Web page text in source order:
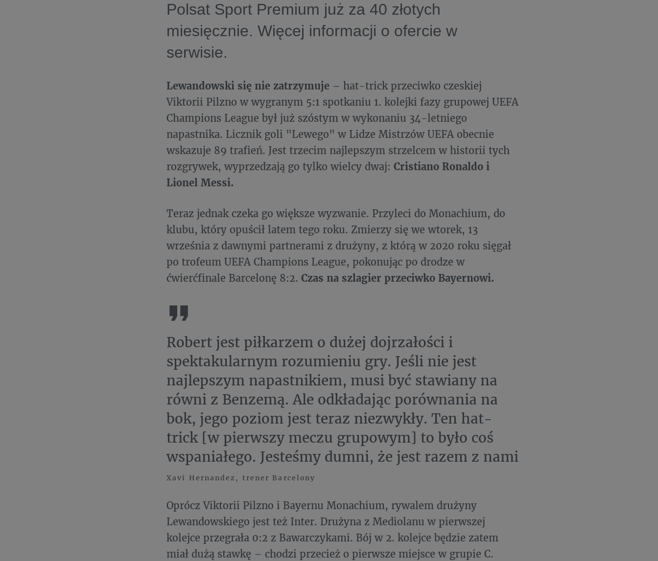
Polsat Sport Premium już za 40 złotych
miesięcznie. Więcej informacji o ofercie w
serwisie.
Lewandowski się nie zatrzymuje – hat-trick przeciwko czeskiej
Viktorii Pilzno w wygranym 5:1 spotkaniu 1. kolejki fazy grupowej UEFA
Champions League był już szóstym w wykonaniu 34-letniego
napastnika. Licznik goli "Lewego" w Lidze Mistrzów UEFA obecnie
wskazuje 89 trafień. Jest trzecim najlepszym strzelcem w historii tych
rozgrywek, wyprzedzają go tylko wielcy dwaj: Cristiano Ronaldo i
Lionel Messi.
Teraz jednak czeka go większe wyzwanie. Przyleci do Monachium, do
klubu, który opuścił latem tego roku. Zmierzy się we wtorek, 13
września z dawnymi partnerami z drużyny, z którą w 2020 roku sięgał
po trofeum UEFA Champions League, pokonując po drodze w
ćwierćfinale Barcelonę 8:2. Czas na szlagier przeciwko Bayernowi.
Robert jest piłkarzem o dużej dojrzałości i
spektakularnym rozumieniu gry. Jeśli nie jest
najlepszym napastnikiem, musi być stawiany na
równi z Benzemą. Ale odkładając porównania na
bok, jego poziom jest teraz niezwykły. Ten hat-
trick [w pierwszy meczu grupowym] to było coś
wspaniałego. Jesteśmy dumni, że jest razem z nami
Xavi Hernandez, trener Barcelony
Oprócz Viktorii Pilzno i Bayernu Monachium, rywalem drużyny
Lewandowskiego jest też Inter. Drużyna z Mediolanu w pierwszej
kolejce przegrała 0:2 z Bawarczykami. Bój w 2. kolejce będzie zatem
miał dużą stawkę – chodzi przecież o pierwsze miejsce w grupie C.